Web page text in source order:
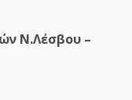
Ν.Λέσβου –